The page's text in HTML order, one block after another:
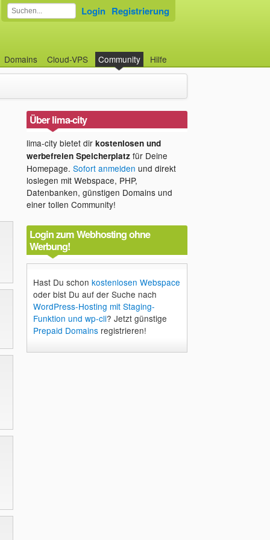
Domains Cloud-VPS Community Hilfe
Login Registrierung
Über lima-city
lima-city bietet dir kostenlosen und
werbefreien Speicherplatzfür Deine
Homepage. Sofort anmelden und direkt
loslegen mit Webspace, PHP,
Datenbanken, günstigen Domains und
einer tollen Community!
Login zum Webhosting ohne
Werbung!
Hast Du schon kostenlosen Webspace
oder bist Du auf der Suche nach
WordPress-Hosting mit Staging-
Funktion und wp-cli? Jetzt günstige
Prepaid Domainsregistrieren!